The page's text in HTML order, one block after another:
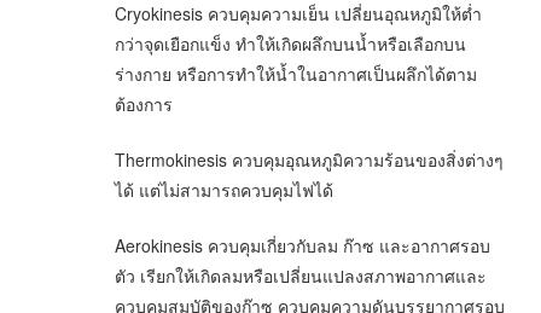
Cryokinesis ควบคุมความเย็น เปลี่ยนอุณหภูมิให้ต่ำ
กว่าจุดเยือกแข็ง ทำให้เกิดผลึกบนน้ำหรือเลือกบน
ร่างกาย หรือการทำให้น้ำในอากาศเป็นผลึกได้ตาม
ต้องการ
Thermokinesis ควบคุมอุณหภูมิความร้อนของสิ่งต่างๆ
ได้ แต่ไม่สามารถควบคุมไฟได้
Aerokinesis ควบคุมเกี่ยวกับลม ก๊าซ และอากาศรอบ
ตัว เรียกให้เกิดลมหรือเปลี่ยนแปลงสภาพอากาศและ
ควบคุมสมบัติของก๊าซ ควบคุมความดันบรรยากาศรอบ